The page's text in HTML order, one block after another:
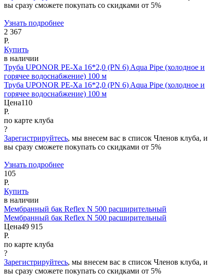
вы сразу сможете покупать со скидками от 5%
Узнать подробнее
2 367
Р.
Купить
в наличии
Труба UPONOR PE-Xa 16*2,0 (PN 6) Aqua Pipe (холодное и
горячее водоснабжение) 100 м
Труба UPONOR PE-Xa 16*2,0 (PN 6) Aqua Pipe (холодное и
горячее водоснабжение) 100 м
Цена110
Р.
по карте клуба
?
Зарегистрируйтесь, мы внесем вас в список Членов клуба, и
вы сразу сможете покупать со скидками от 5%
Узнать подробнее
105
Р.
Купить
в наличии
Мембранный бак Reflex N 500 расширительный
Мембранный бак Reflex N 500 расширительный
Цена49 915
Р.
по карте клуба
?
Зарегистрируйтесь, мы внесем вас в список Членов клуба, и
вы сразу сможете покупать со скидками от 5%